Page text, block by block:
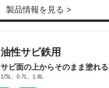
製品情報を見る >
油性サビ鉄用
サビ面の上からそのまま塗れる
1/5L、0.7L、1.8L